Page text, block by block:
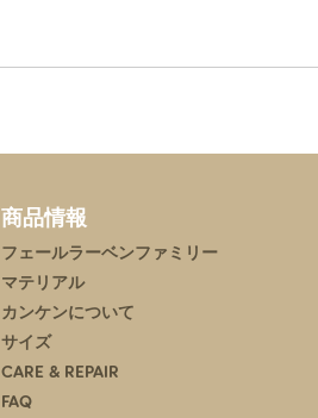
商品情報
フェールラーベンファミリー
マテリアル
カンケンについて
サイズ
CARE & REPAIR
FAQ